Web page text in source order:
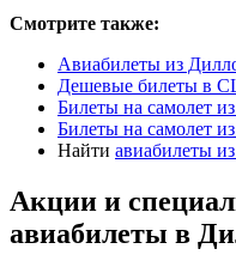
Смотрите также:
Авиабилеты из
Дешевые билеты в
Билеты на самолет
Билеты на самолет
Найти авиабилеты
Акции и
авиабилеты в